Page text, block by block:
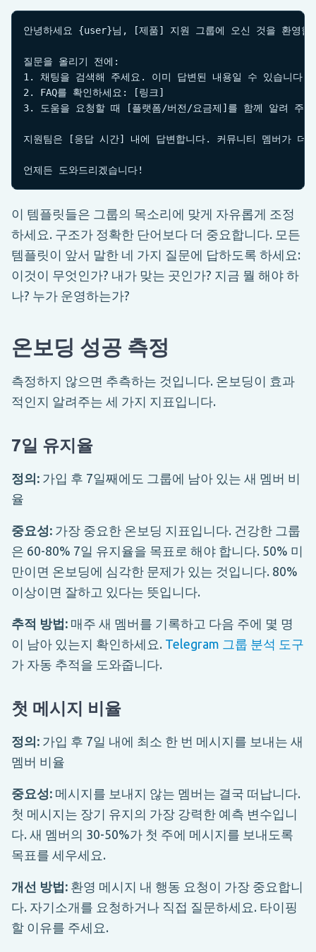
안녕하세요 {user}님, [제품] 지원 그룹에 오신 것을 환영합
질문을 올리기 전에:
1. 채팅을 검색해 주세요. 이미 답변된 내용일 수 있습니다
2. FAQ를 확인하세요: [링크]
3. 도움을 요청할 때 [플랫폼/버전/요금제]를 함께 알려 주세
지원팀은 [응답 시간] 내에 답변합니다. 커뮤니티 멤버가 더
언제든 도와드리겠습니다!
이 템플릿들은 그룹의 목소리에 맞게 자유롭게 조정
하세요. 구조가 정확한 단어보다 더 중요합니다. 모든
템플릿이 앞서 말한 네 가지 질문에 답하도록 하세요:
이것이 무엇인가? 내가 맞는 곳인가? 지금 뭘 해야 하
나? 누가 운영하는가?
온보딩 성공 측정
측정하지 않으면 추측하는 것입니다. 온보딩이 효과
적인지 알려주는 세 가지 지표입니다.
7일 유지율
정의: 가입 후 7일째에도 그룹에 남아 있는 새 멤버 비
율
중요성: 가장 중요한 온보딩 지표입니다. 건강한 그룹
은 60-80% 7일 유지율을 목표로 해야 합니다. 50% 미
만이면 온보딩에 심각한 문제가 있는 것입니다. 80%
이상이면 잘하고 있다는 뜻입니다.
추적 방법: 매주 새 멤버를 기록하고 다음 주에 몇 명
이 남아 있는지 확인하세요. Telegram 그룹 분석 도구
가 자동 추적을 도와줍니다.
첫 메시지 비율
정의: 가입 후 7일 내에 최소 한 번 메시지를 보내는 새
멤버 비율
중요성: 메시지를 보내지 않는 멤버는 결국 떠납니다.
첫 메시지는 장기 유지의 가장 강력한 예측 변수입니
다. 새 멤버의 30-50%가 첫 주에 메시지를 보내도록
목표를 세우세요.
개선 방법: 환영 메시지 내 행동 요청이 가장 중요합니
다. 자기소개를 요청하거나 직접 질문하세요. 타이핑
할 이유를 주세요.